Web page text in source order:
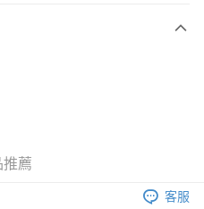
推薦
客服